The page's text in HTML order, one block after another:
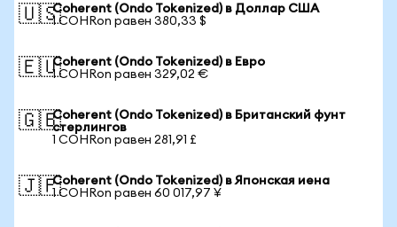
🇺🇸Coherent (Ondo Tokenized) в Доллар США
1 COHRon равен 380,33 $
🇪🇺Coherent (Ondo Tokenized) в Евро
1 COHRon равен 329,02 €
🇬🇧Coherent (Ondo Tokenized) в Британский фунт
стерлингов
1 COHRon равен 281,91 £
🇯🇵Coherent (Ondo Tokenized) в Японская иена
1 COHRon равен 60 017,97 ¥